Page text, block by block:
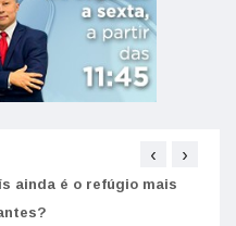
ainda é o refúgio mais
‹ ›